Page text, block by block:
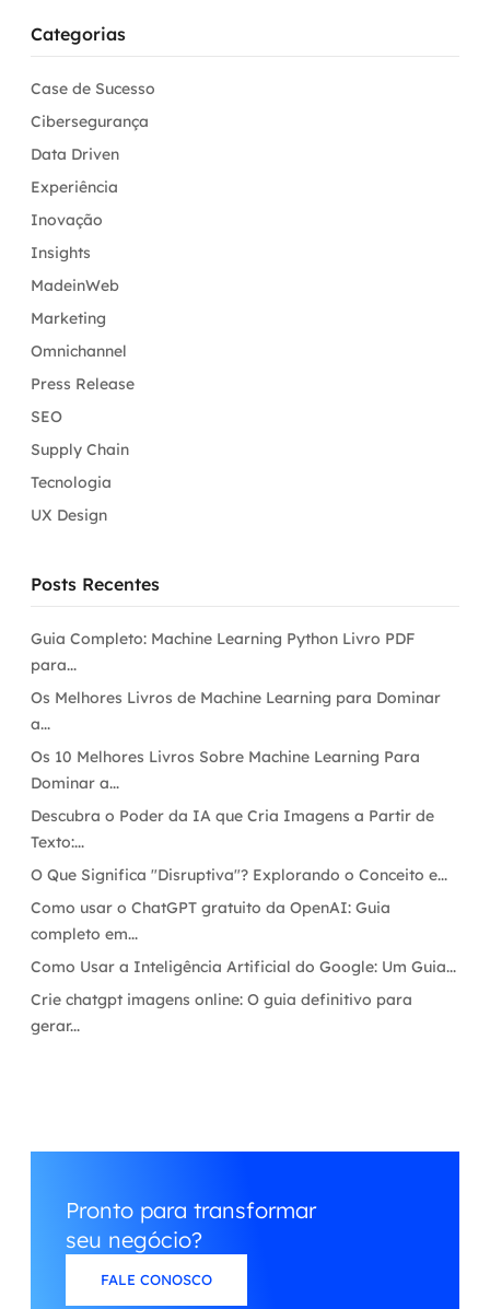
Categorias
Case de Sucesso
Cibersegurança
Data Driven
Experiência
Inovação
Insights
MadeinWeb
Marketing
Omnichannel
Press Release
SEO
Supply Chain
Tecnologia
UX Design
Posts Recentes
Guia Completo: Machine Learning Python Livro PDF
para...
Os Melhores Livros de Machine Learning para Dominar
a...
Os 10 Melhores Livros Sobre Machine Learning Para
Dominar a...
Descubra o Poder da IA que Cria Imagens a Partir de
Texto:...
O Que Significa "Disruptiva"? Explorando o Conceito e...
Como usar o ChatGPT gratuito da OpenAI: Guia
completo em...
Como Usar a Inteligência Artificial do Google: Um Guia...
Crie chatgpt imagens online: O guia definitivo para
gerar...
Pronto para transformar
seu negócio?
FALE CONOSCO